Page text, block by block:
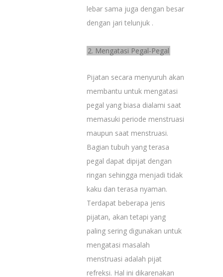
lebar sama juga dengan besar
dengan jari telunjuk .
2. Mengatasi Pegal-Pegal
Pijatan secara menyuruh akan
membantu untuk mengatasi
pegal yang biasa dialami saat
memasuki periode menstruasi
maupun saat menstruasi.
Bagian tubuh yang terasa
pegal dapat dipijat dengan
ringan sehingga menjadi tidak
kaku dan terasa nyaman.
Terdapat beberapa jenis
pijatan, akan tetapi yang
paling sering digunakan untuk
mengatasi masalah
menstruasi adalah pijat
refreksi. Hal ini dikarenakan